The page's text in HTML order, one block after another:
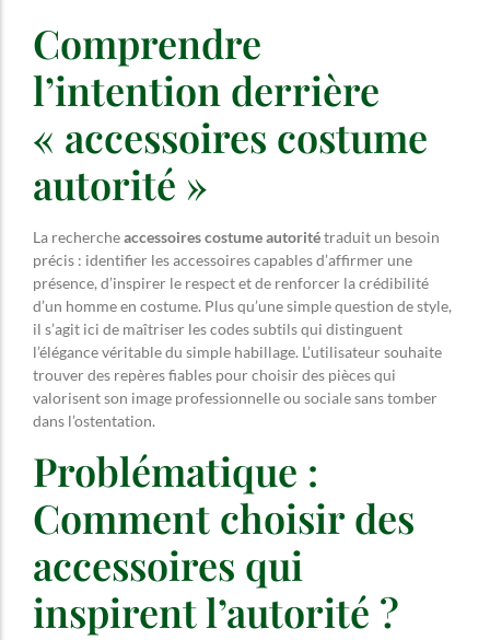
Comprendre
l’intention derrière
« accessoires costume
autorité »
La rechercheaccessoires costume autoritétraduit un besoin
précis : identifier les accessoires capables d’affirmer une
présence, d’inspirer le respect et de renforcer la crédibilité
d’un homme en costume. Plus qu’une simple question de style,
il s’agit ici de maîtriser les codes subtils qui distinguent
l’élégance véritable du simple habillage. L’utilisateur souhaite
trouver des repères fiables pour choisir des pièces qui
valorisent son image professionnelle ou sociale sans tomber
dans l’ostentation.
Problématique :
Comment choisir des
accessoires qui
inspirent l’autorité ?